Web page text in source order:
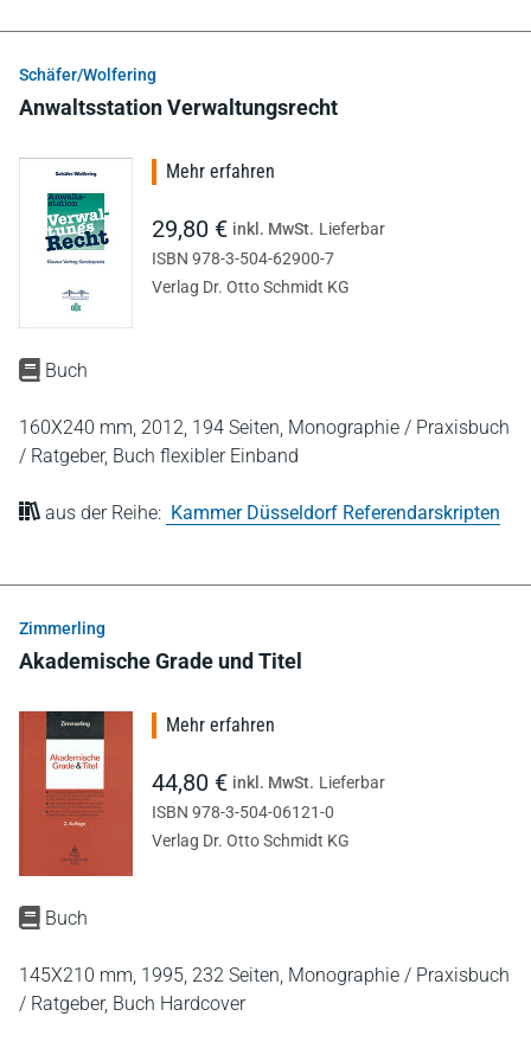
Schäfer/Wolfering
Anwaltsstation Verwaltungsrecht
Buch
160X240 mm, 2012, 194 Seiten, Monographie / Praxisbuch
/ Ratgeber, Buch flexibler Einband
aus der Reihe: Kammer Düsseldorf Referendarskripten
Mehr erfahren
29,80 € inkl. MwSt. Lieferbar
ISBN 978-3-504-62900-7
Verlag Dr. Otto Schmidt KG
Zimmerling
Akademische Grade und Titel
Buch
145X210 mm, 1995, 232 Seiten, Monographie / Praxisbuch
/ Ratgeber, Buch Hardcover
Mehr erfahren
44,80 € inkl. MwSt. Lieferbar
ISBN 978-3-504-06121-0
Verlag Dr. Otto Schmidt KG